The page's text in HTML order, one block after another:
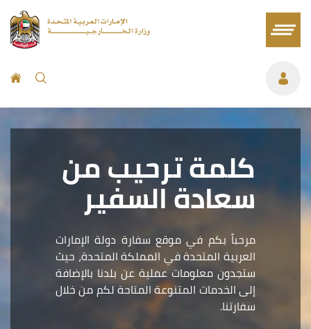
كلمة ترحيب من
سعادة السفير
مرحباً بكم في موقع سفارة دولة الإمارات
العربية المتحدة في المملكة المتحدة، حيث
ستجدون معلومات عملية عن بلدنا بالإضافة
إلى الخدمات المتنوعة المتاحة لكم من خلال
سفارتنا.